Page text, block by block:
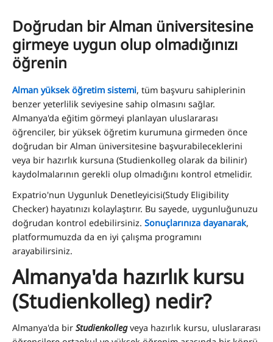
Doğrudan bir Alman üniversitesine
girmeye uygun olup olmadığınızı
öğrenin
Alman yüksek öğretim sistemi, tüm başvuru sahiplerinin
benzer yeterlilik seviyesine sahip olmasını sağlar.
Almanya'da eğitim görmeyi planlayan uluslararası
öğrenciler, bir yüksek öğretim kurumuna girmeden önce
doğrudan bir Alman üniversitesine başvurabileceklerini
veya bir hazırlık kursuna (Studienkolleg olarak da bilinir)
kaydolmalarının gerekli olup olmadığını kontrol etmelidir.
Expatrio'nun Uygunluk Denetleyicisi(Study Eligibility
Checker) hayatınızı kolaylaştırır. Bu sayede, uygunluğunuzu
doğrudan kontrol edebilirsiniz. Sonuçlarınıza dayanarak,
platformumuzda da en iyi çalışma programını
arayabilirsiniz.
Almanya'da hazırlık kursu
(Studienkolleg) nedir?
Almanya'da bir Studienkollegveya hazırlık kursu, uluslararası